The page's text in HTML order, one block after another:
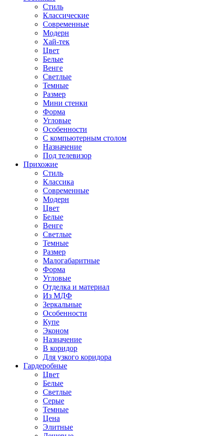
Стиль
Классические
Современные
Модерн
Хай-тек
Цвет
Белые
Венге
Светлые
Темные
Размер
Мини стенки
Форма
Угловые
Особенности
С компьютерным столом
Назначение
Под телевизор
Прихожие
Стиль
Классика
Современные
Модерн
Цвет
Белые
Венге
Светлые
Темные
Размер
Малогабаритные
Форма
Угловые
Отделка и материал
Из МДФ
Зеркальные
Особенности
Купе
Эконом
Назначение
В коридор
Для узкого коридора
Гардеробные
Цвет
Белые
Светлые
Серые
Темные
Цена
Элитные